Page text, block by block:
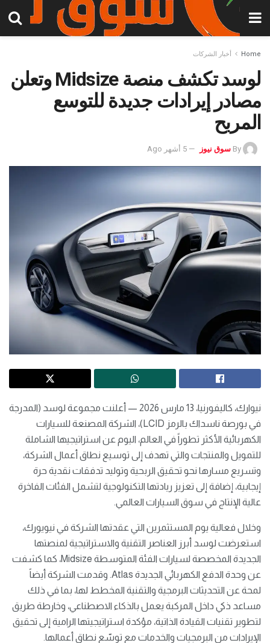
Home أخبار الشركات
لوسد تكشف منصة Midsize وتعلن
مصادر إيرادات جديدة للتوسع
المربح
By سوق نيوز 5 أشهر Ago
نيوارك، كاليفورنيا، 13 مارس 2026 — أعلنت مجموعة لوسد (المدرجة
في بورصة ناسداك بالرمز LCID)، الشركة المصنعة للسيارات
الكهربائية الأكثر تطوراً في العالم، اليوم عن استراتيجيها الشاملة
للتمويل والمنتجات والتي تهدف إلى توسيع نطاق أعمال الشركة،
وتسريع مسارها نحو تحقيق الربحية وتوليد تدفقات نقدية حرة
إيجابية، إضافة إلى تعزيز ريادتها التكنولوجية لتشمل الفئات الفاخرة
عالية الإنتاج في سوق السيارات العالمي.
وخلال فعالية يوم المستثمرين التي عقدتها الشركة في نيويورك،
استعرضت لوسد أبرز العناصر التقنية والاستراتيجية لمنصتها
الجديدة المخصصة لسيارات الفئة المتوسطة Midsize، كما كشفت
عن وحدة الدفع الكهربائي الجديدة Atlas. وقدمت الشركة أيضاً
لمحة عن التحديثات البرمجية والتقنية المخطط لها، بما في ذلك
مساعد ذكي داخل المركبة يعمل بالذكاء الاصطناعي، وخارطة طريق
لتطوير تقنيات القيادة الذاتية، مؤكدة استراتيجيتها الرامية إلى تحقيق
الإيرادات من البرمجيات والخدمات مع توسّع نطاق أعمالها.